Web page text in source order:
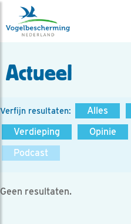
Actueel
Verfijn resultaten: Alles
Verdieping
Opinie
Podcast
Geen resultaten.